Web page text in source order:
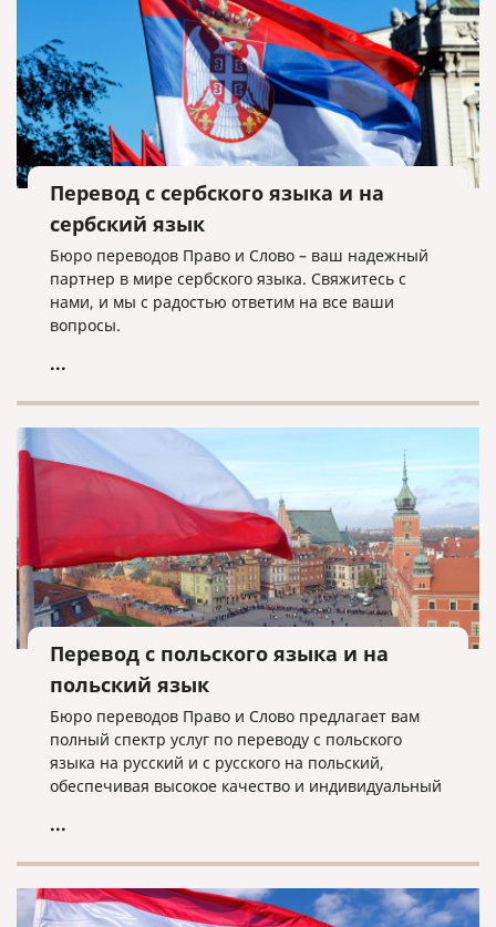
Перевод с сербского языка и на
сербский язык
Бюро переводов Право и Слово – ваш надежный
партнер в мире сербского языка. Свяжитесь с
нами, и мы с радостью ответим на все ваши
вопросы.
...
Перевод с польского языка и на
польский язык
Бюро переводов Право и Слово предлагает вам
полный спектр услуг по переводу с польского
языка на русский и с русского на польский,
обеспечивая высокое качество и индивидуальный
...